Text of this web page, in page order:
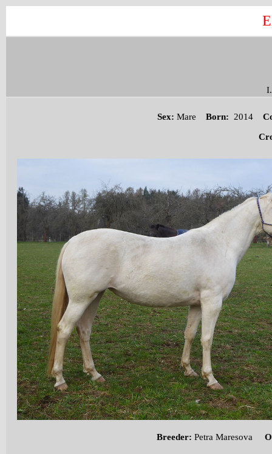
I
Sex: Mare Born: 2014
Breeder: Petra Maresova